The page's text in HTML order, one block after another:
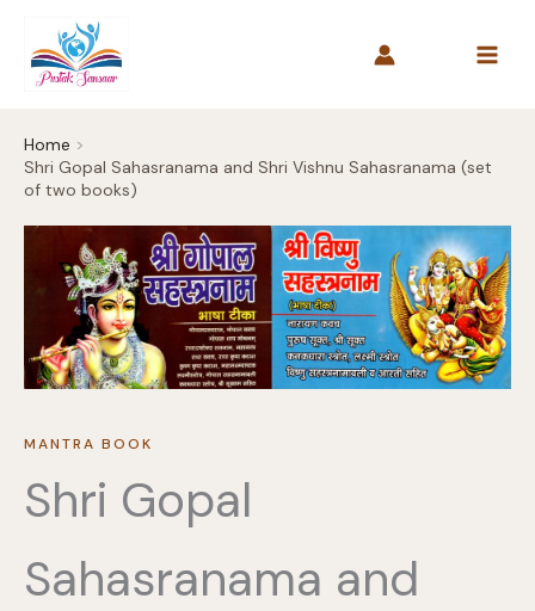
content
Home
Shri Gopal Sahasranama and Shri Vishnu Sahasranama (set
of two books)
MANTRA BOOK
Shri Gopal
Sahasranama and